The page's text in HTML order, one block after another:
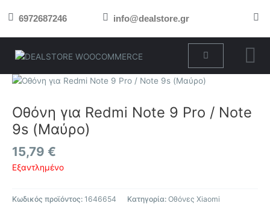
στο 6972687246 info@dealstore.gr
Cart
Οθόνη για Redmi Note 9 Pro / Note
9s (Μαύρο)
15,79 €
Εξαντλημένο
Κωδικός προϊόντος: 1646654 Κατηγορία: Οθόνες Xiaomi